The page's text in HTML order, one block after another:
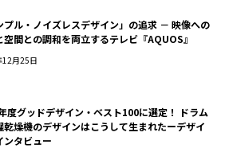
プル・ノイズレスデザイン」の追求 － 映像への
空間との調和を両立するテレビ『AQUOS』
月25日
度グッドデザイン・ベスト100に選定！ ドラム
乾燥機のデザインはこうして生まれたーデザイ
ンタビュー